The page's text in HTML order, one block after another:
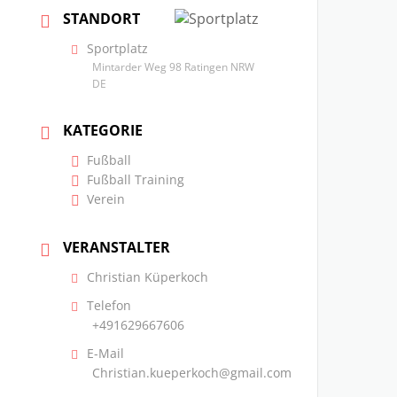
STANDORT
Sportplatz
Mintarder Weg 98 Ratingen NRW
DE
KATEGORIE
Fußball
Fußball Training
Verein
VERANSTALTER
Christian Küperkoch
Telefon
+491629667606
E-Mail
Christian.kueperkoch@gmail.com